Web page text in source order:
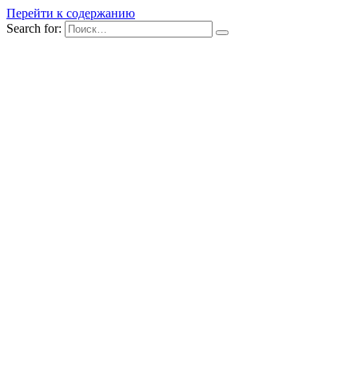
Перейти к содержанию
Search for: